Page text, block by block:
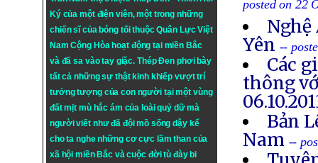
Ký của một điện viên, một trong những
chiến sĩ của bóng tối thuộc Quân Lực Việt
Nam Cộng Hòa hoạt động tại miền Bắc
và đã sa vào tay giặc. Thép Đen phơi bày
tất cả những sự thật kinh khiếp vượt trí
tưởng tượng của con người tại một vùng
đất mịt mù hắc ám của loài quỷ dữ mà
người viết như đã đội mồ sống dậy kể
cho ta nghe những cơ cực lầm than của
xã hội miền Bắc và cuộc đời tù đày bi
posted on 22
Nghệ
Yên --
Các
thông
Bản
Nam --